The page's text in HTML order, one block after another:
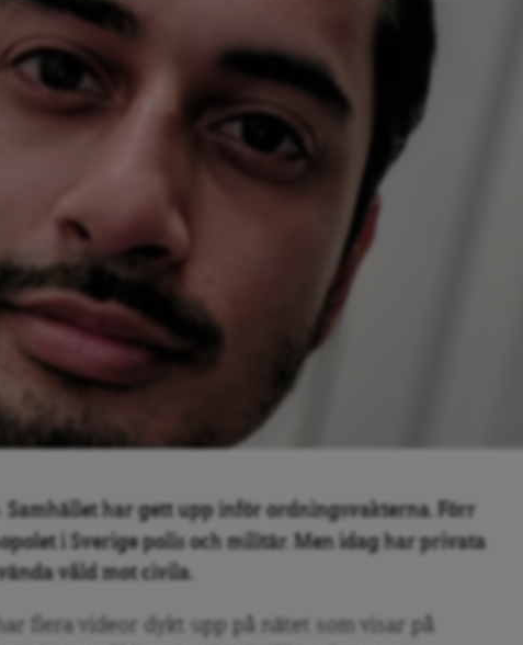
Samhället har gett upp inför ordningsvakterna. Förr
i Sverige polis och militär. Men idag har privata
våld mot civila.
har flera videor dykt upp på nätet som visar på